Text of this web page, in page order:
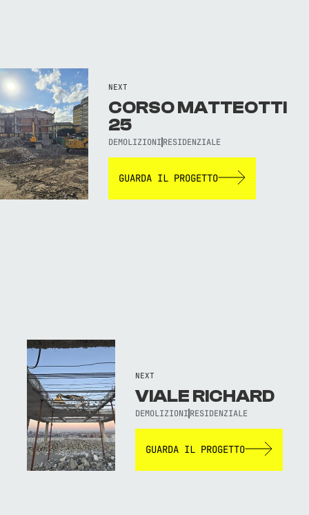
NEXT
CORSO MATTEOTTI
25
DEMOLIZIONI RESIDENZIALE
GUARDA IL PROGETTO
NEXT
VIALE RICHARD
DEMOLIZIONI RESIDENZIALE
GUARDA IL PROGETTO